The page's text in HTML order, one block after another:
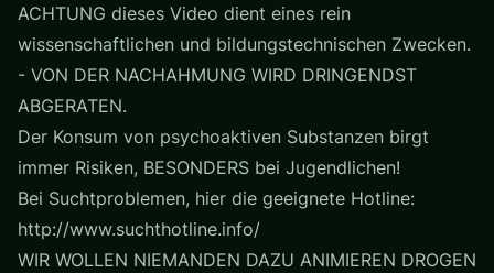
ACHTUNG dieses Video dient eines rein
wissenschaftlichen und bildungstechnischen Zwecken.
- VON DER NACHAHMUNG WIRD DRINGENDST
ABGERATEN.
Der Konsum von psychoaktiven Substanzen birgt
immer Risiken, BESONDERS bei Jugendlichen!
Bei Suchtproblemen, hier die geeignete Hotline:
http://www.suchthotline.info/
WIR WOLLEN NIEMANDEN DAZU ANIMIEREN DROGEN